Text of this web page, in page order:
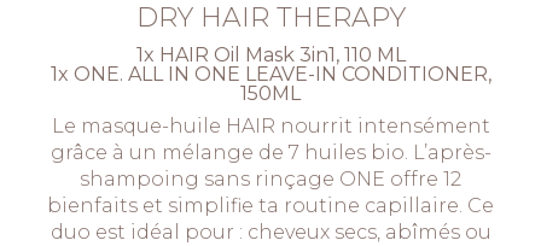
DRY HAIR THERAPY
1x HAIR Oil Mask 3in1, 110 ML
1x ONE. ALL IN ONE LEAVE-IN CONDITIONER,
150ML
Le masque-huile HAIR nourrit intensément
grâce à un mélange de 7 huiles bio. L’après-
shampoing sans rinçage ONE offre 12
bienfaits et simplifie ta routine capillaire. Ce
duo est idéal pour : cheveux secs, abîmés ou